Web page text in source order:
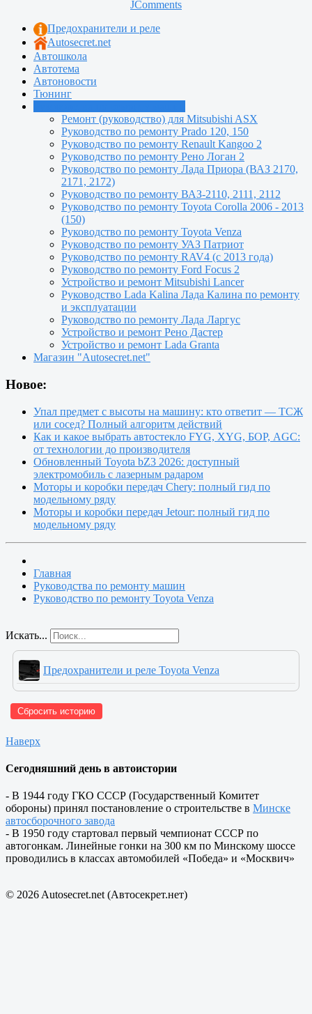
JComments
Предохранители и реле
Autosecret.net
Автошкола
Автотема
Автоновости
Тюнинг
Ремонт (руководство) для Mitsubishi ASX
Руководство по ремонту Prado 120, 150
Руководство по ремонту Renault Kangoo 2
Руководство по ремонту Рено Логан 2
Руководство по ремонту Лада Приора (ВАЗ 2170,
2171, 2172)
Руководство по ремонту ВАЗ-2110, 2111, 2112
Руководство по ремонту Toyota Сorolla 2006 - 2013
(150)
Руководство по ремонту Toyota Venza
Руководство по ремонту УАЗ Патриот
Руководство по ремонту RAV4 (с 2013 года)
Руководство по ремонту Ford Focus 2
Устройство и ремонт Mitsubishi Lancer
Руководство Lada Kalina Лада Калина по ремонту
и эксплуатации
Руководство по ремонту Лада Ларгус
Устройство и ремонт Рено Дастер
Устройство и ремонт Lada Granta
Магазин "Autosecret.net"
Новое:
Упал предмет с высоты на машину: кто ответит — ТСЖ
или сосед? Полный алгоритм действий
Как и какое выбрать автостекло FYG, XYG, БОР, AGC:
от технологии до производителя
Обновленный Toyota bZ3 2026: доступный
электромобиль с лазерным радаром
Моторы и коробки передач Chery: полный гид по
модельному ряду
Моторы и коробки передач Jetour: полный гид по
модельному ряду
Главная
Руководства по ремонту машин
Руководство по ремонту Toyota Venza
Искать...
Предохранители и реле Toyota Venza
Сбросить историю
Наверх
Сегодняшний день в автоистории
- В 1944 году ГКО СССР (Государственный Комитет
обороны) принял постановление о строительстве в Минске
автосборочного завода
- В 1950 году стартовал первый чемпионат СССР по
автогонкам. Линейные гонки на 300 км по Минскому шоссе
проводились в классах автомобилей «Победа» и «Москвич»
© 2026 Autosecret.net (Автосекрет.нет)